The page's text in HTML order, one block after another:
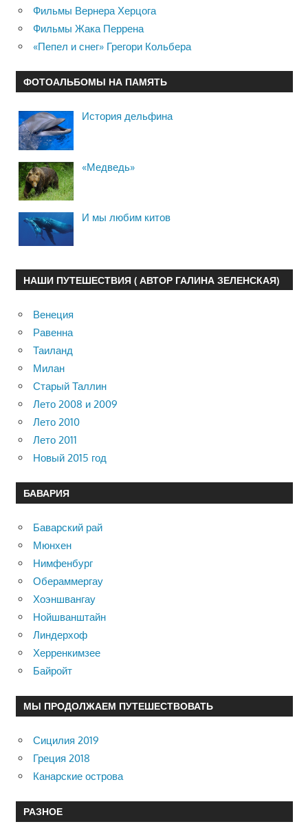
Фильмы Вернера Херцога
Фильмы Жака Перрена
«Пепел и снег» Грегори Кольбера
ФОТОАЛЬБОМЫ НА ПАМЯТЬ
История дельфина
«Медведь»
И мы любим китов
НАШИ ПУТЕШЕСТВИЯ ( АВТОР ГАЛИНА ЗЕЛЕНСКАЯ)
Венеция
Равенна
Таиланд
Милан
Старый Таллин
Лето 2008 и 2009
Лето 2010
Лето 2011
Новый 2015 год
БАВАРИЯ
Баварский рай
Мюнхен
Нимфенбург
Обераммергау
Хоэншвангау
Нойшванштайн
Линдерхоф
Херренкимзее
Байройт
МЫ ПРОДОЛЖАЕМ ПУТЕШЕСТВОВАТЬ
Сицилия 2019
Греция 2018
Канарские острова
РАЗНОЕ